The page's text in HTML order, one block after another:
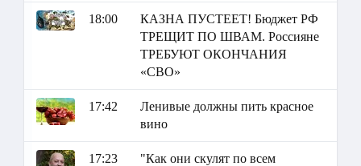
18:00
КАЗНА ПУСТЕЕТ! Бюджет РФ
ТРЕЩИТ ПО ШВАМ. Россияне
ТРЕБУЮТ ОКОНЧАНИЯ
«СВО»
17:42
Ленивые должны пить красное
вино
17:23
"Как они скулят по всем